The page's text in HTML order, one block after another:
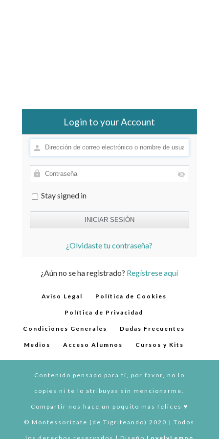
Login to your Account
Stay signed in
¿Olvidaste tu contraseña?
¿Aún no se ha registrado? Regístrese aquí
Aviso Legal Política de Cookies
Política de Privacidad
Condiciones Generales Dudas Frecuentes
Medios Acceso Alumnos Cursos y Kits
Contenido pensado para tí, por favor, no lo
copies ni te lo atribuyas sin mencionarme.
Compartir nos hace un poquito más felices ♥︎
© Montessorízate (de Tigriteando) 2020 | Todos